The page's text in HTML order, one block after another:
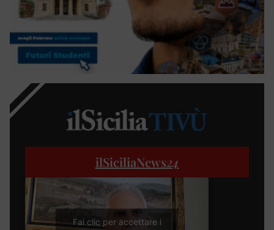
ilSiciliaNews24
Fai clic per accettare i